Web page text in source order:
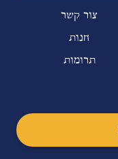
צור קשר
חנות
תרומות